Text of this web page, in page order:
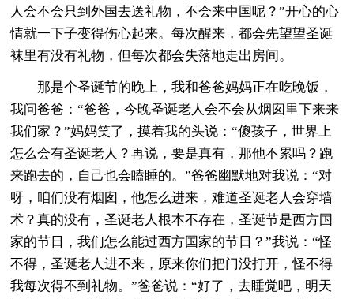
人会不会只到外国去送礼物，不会来中国呢？”开心的心
情就一下子变得伤心起来。每次醒来，都会先望望圣诞
袜里有没有礼物，但每次都会失落地走出房间。
那是个圣诞节的晚上，我和爸爸妈妈正在吃晚饭，
我问爸爸：“爸爸，今晚圣诞老人会不会从烟囱里下来来
我们家？”妈妈笑了，摸着我的头说：“傻孩子，世界上
怎么会有圣诞老人？再说，要是真有，那他不累吗？跑
来跑去的，自己也会瞌睡的。”爸爸幽默地对我说：“对
呀，咱们没有烟囱，他怎么进来，难道圣诞老人会穿墙
术？真的没有，圣诞老人根本不存在，圣诞节是西方国
家的节日，我们怎么能过西方国家的节日？”我说：“怪
不得，圣诞老人进不来，原来你们把门没打开，怪不得
我每次得不到礼物。”爸爸说：“好了，去睡觉吧，明天